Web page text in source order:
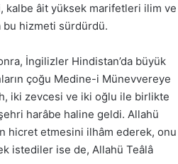
kalbe âit yüksek marifetleri ilim ve
bu hizmeti sürdürdü.
İngilizler Hindistan’da büyük
çoğu Medine-i Münevvereye
iki zevcesi ve iki oğlu ile birlikte
harâbe haline geldi. Allahü
hicret etmesini ilhâm ederek, onu
istediler ise de, Allahü Teâlâ